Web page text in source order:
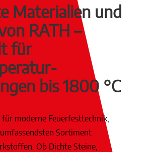
Materialien und
RATH –
für
bis 1800 °C
für moderne Feuerfesttechnik,
Sortiment
Ob Dichte Steine,